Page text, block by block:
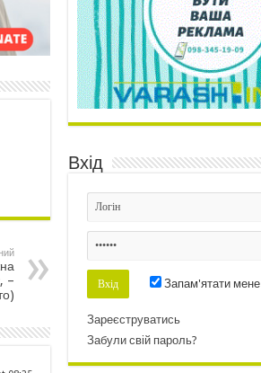
–
Вхід
Запам'ятати мене
Зареєструватись
Забули свій пароль?